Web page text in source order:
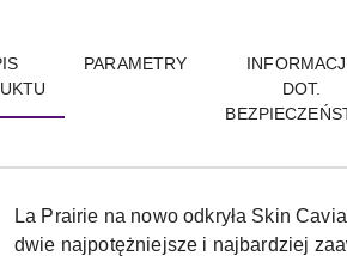
PARAMETRY
DOT.
La Prairie na nowo odkryła Skin
dwie najpotężniejsze i najbardziej